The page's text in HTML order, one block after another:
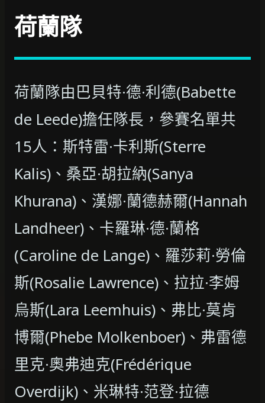
荷蘭隊
荷蘭隊由巴貝特·德·利德(Babette
de Leede)擔任隊長，參賽名單共
15人：斯特雷·卡利斯(Sterre
Kalis)、桑亞·胡拉納(Sanya
Khurana)、漢娜·蘭德赫爾(Hannah
Landheer)、卡羅琳·德·蘭格
(Caroline de Lange)、羅莎莉·勞倫
斯(Rosalie Lawrence)、拉拉·李姆
烏斯(Lara Leemhuis)、弗比·莫肯
博爾(Phebe Molkenboer)、弗雷德
里克·奧弗迪克(Frédérique
Overdijk)、米琳特·范登·拉德